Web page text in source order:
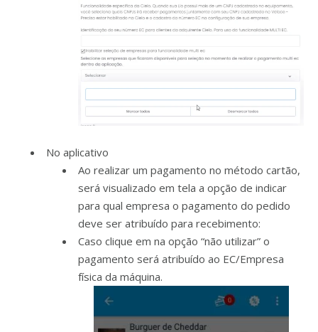
No aplicativo
Ao realizar um pagamento no método cartão,
será visualizado em tela a opção de indicar
para qual empresa o pagamento do pedido
deve ser atribuído para recebimento:
Caso clique em na opção “não utilizar” o
pagamento será atribuído ao EC/Empresa
física da máquina.